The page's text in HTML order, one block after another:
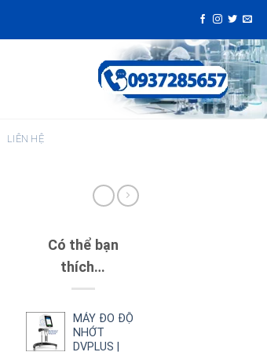
LIÊN HỆ
Có thể bạn
thích…
MÁY ĐO ĐỘ
NHỚT
DVPLUS |